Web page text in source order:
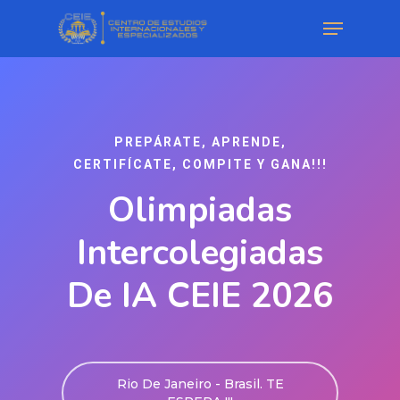
PREPÁRATE, APRENDE,
CERTIFÍCATE, COMPITE Y GANA!!!
Olimpiadas
Intercolegiadas
De IA CEIE 2026
Rio De Janeiro - Brasil. TE